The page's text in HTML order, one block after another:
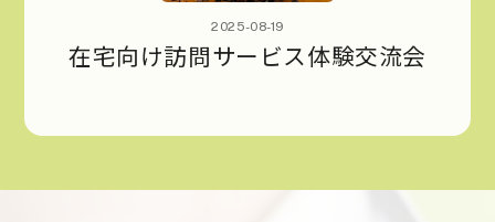
2025-08-19
在宅向け訪問サービス体験交流会